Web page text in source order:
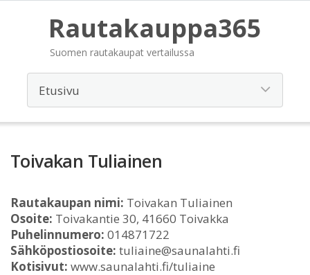
Rautakauppa365
Suomen rautakaupat vertailussa
Toivakan Tuliainen
Rautakaupan nimi: Toivakan Tuliainen
Osoite: Toivakantie 30, 41660 Toivakka
Puhelinnumero: 014871722
Sähköpostiosoite: tuliaine@saunalahti.fi
Kotisivut: www.saunalahti.fi/tuliaine